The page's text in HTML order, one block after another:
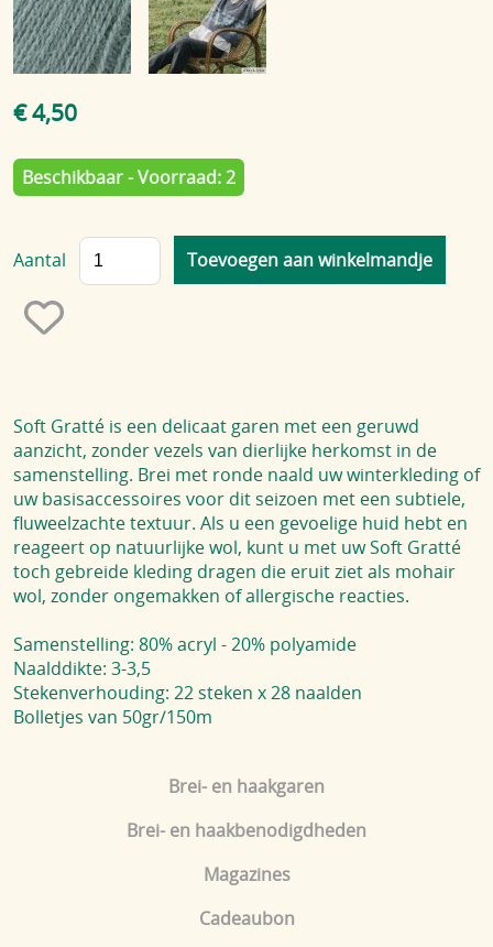
Brei- en haakgaren
Brei- en haakbenodigdheden
Magazines
Cadeaubon
€ 4,50
Beschikbaar - Voorraad: 2
Aantal
Soft Gratté is een delicaat garen met een geruwd
aanzicht, zonder vezels van dierlijke herkomst in de
samenstelling. Brei met ronde naald uw winterkleding of
uw basisaccessoires voor dit seizoen met een subtiele,
fluweelzachte textuur. Als u een gevoelige huid hebt en
reageert op natuurlijke wol, kunt u met uw Soft Gratté
toch gebreide kleding dragen die eruit ziet als mohair
wol, zonder ongemakken of allergische reacties.
Samenstelling: 80% acryl - 20% polyamide
Naalddikte: 3-3,5
Stekenverhouding: 22 steken x 28 naalden
Bolletjes van 50gr/150m